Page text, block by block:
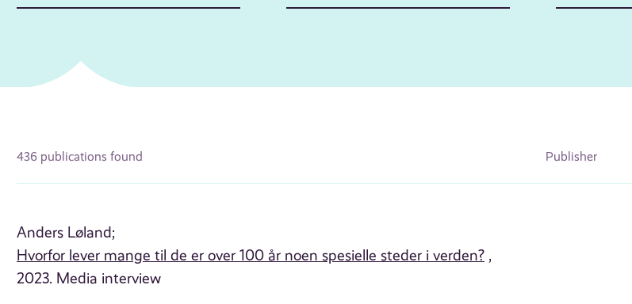
436 publications found Publisher
Anders Løland;
Hvorfor lever mange til de er over 100 år noen spesielle steder i verden? ,
2023. Media interview